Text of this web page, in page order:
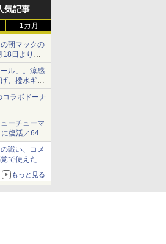
気記事
1カ月
朝マックの
日より
ル」。涼感
、撥水ギア
コラボドーナ
ーチューマ
復活／64bit
も走り回
円戦い、コメ
で使えた
もっと見る